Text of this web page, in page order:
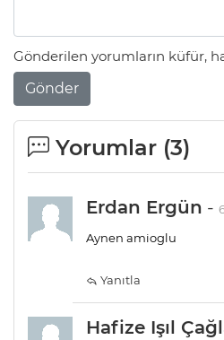
Gönderilen yorumların küfür,
Gönder
Yorumlar (3)
Erdan Ergün -
Aynen amioglu
Yanıtla
Hafize Işıl